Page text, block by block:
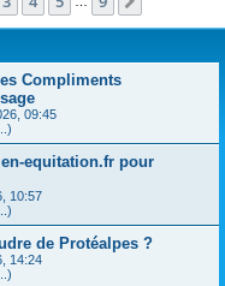
c
Compliments
09:45
equitation.fr pour
10:57
de Protéalpes ?
14:24